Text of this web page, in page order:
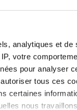
analytiques et
votre
pour analyser
tous ces
certaines
nous